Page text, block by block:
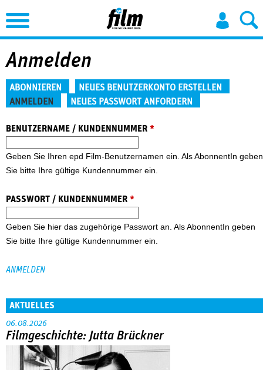
Jump to Navigation
Anmelden
Haupt-Reiter
ABONNIEREN
NEUES BENUTZERKONTO ERSTELLEN
ANMELDEN
NEUES PASSWORT ANFORDERN
BENUTZERNAME / KUNDENNUMMER *
Geben Sie Ihren epd Film-Benutzernamen ein. Als AbonnentIn geben
Sie bitte Ihre gültige Kundennummer ein.
PASSWORT / KUNDENNUMMER *
Geben Sie hier das zugehörige Passwort an. Als AbonnentIn geben
Sie bitte Ihre gültige Kundennummer ein.
AKTUELLES
06.08.2026
Filmgeschichte: Jutta Brückner